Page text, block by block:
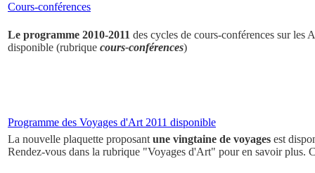
Cours-conférences
Le programme 2010-2011 des cycles de cours-conférences sur
disponible (rubrique cours-conférences)
Programme des Voyages d'Art 2011 disponible
La nouvelle plaquette proposantune vingtaine de voyages est
Rendez-vous dans la rubrique "Voyages d'Art" pour en savoir plus.